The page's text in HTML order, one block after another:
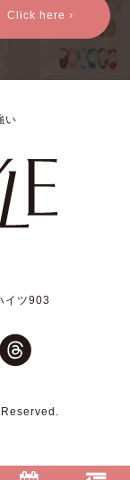
Click here ›
い
イツ903